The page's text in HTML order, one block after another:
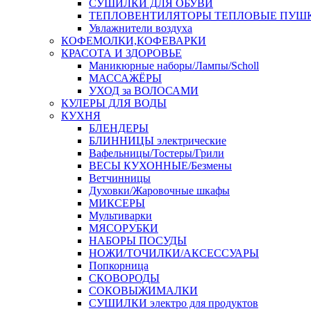
СУШИЛКИ ДЛЯ ОБУВИ
ТЕПЛОВЕНТИЛЯТОРЫ ТЕПЛОВЫЕ
Увлажнители воздуха
КОФЕМОЛКИ,КОФЕВАРКИ
КРАСОТА И ЗДОРОВЬЕ
Маникюрные наборы/Лампы/Scholl
МАССАЖЁРЫ
УХОД за ВОЛОСАМИ
КУЛЕРЫ ДЛЯ ВОДЫ
КУХНЯ
БЛЕНДЕРЫ
БЛИННИЦЫ электрические
Вафельницы/Тостеры/Грили
ВЕСЫ КУХОННЫЕ/Безмены
Ветчинницы
Духовки/Жаровочные шкафы
МИКСЕРЫ
Мультиварки
МЯСОРУБКИ
НАБОРЫ ПОСУДЫ
НОЖИ/ТОЧИЛКИ/АКСЕССУАРЫ
Попкорница
СКОВОРОДЫ
СОКОВЫЖИМАЛКИ
СУШИЛКИ электро для продуктов